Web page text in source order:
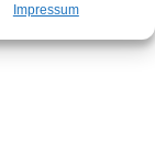
Impressum